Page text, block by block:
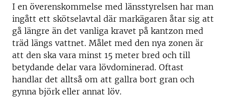
I en överenskommelse med länsstyrelsen har man
ingått ett skötselavtal där markägaren åtar sig att
gå längre än det vanliga kravet på kantzon med
träd längs vattnet. Målet med den nya zonen är
att den ska vara minst 15 meter bred och till
betydande delar vara lövdominerad. Oftast
handlar det alltså om att gallra bort gran och
gynna björk eller annat löv.